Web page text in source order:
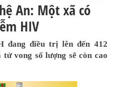
An: Một xã có
HIV
đang điều trị lên đến 412
vong số lượng sẽ còn cao